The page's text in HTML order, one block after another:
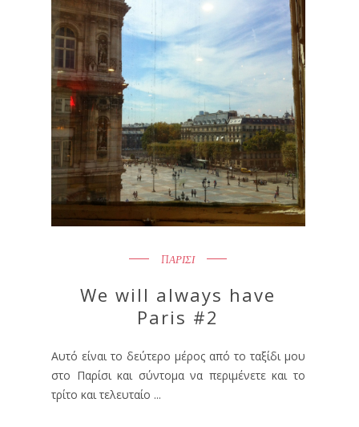
ΠΑΡΙΣΙ
We will always have
Paris #2
Αυτό είναι το δεύτερο μέρος από το ταξίδι μου
στο Παρίσι και σύντομα να περιμένετε και το
τρίτο και τελευταίο ...